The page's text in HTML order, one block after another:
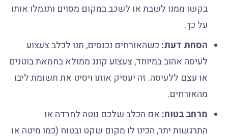
בקשו ממנו לשבת או לשכב במקום מסוים ותגמלו אותו
על כך.
הסחת דעת:כשהאורחים נכנסים, תנו לכלב צעצוע
לעיסה אהוב במיוחד, צעצוע קונג ממולא בחמאת בוטנים
או עצם ללעיסה. זה יעסיק אותו ויסיט את תשומת ליבו
מהאורחים.
מרחב בטוח:אם הכלב שלכם נוטה לחרדה או
התרגשות יתר, הכינו לו מקום שקט ובטוח (כמו מיטה או